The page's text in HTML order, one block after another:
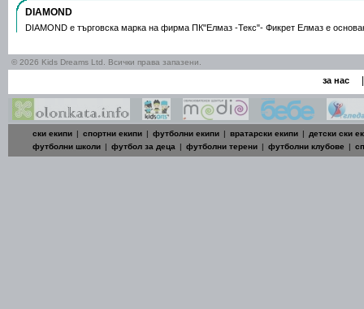
DIAMOND
DIAMOND е търговска марка на фирма ПК"Елмаз -Текс"- Фикрет Елмаз е
© 2026 Kids Dreams Ltd. Всички права запазени.
за нас |
ски екипи | спортни екипи | футболни екипи | вратарски екипи |
детски ски
футболни школи | футбол за деца | футболни терени | футболни клубове |